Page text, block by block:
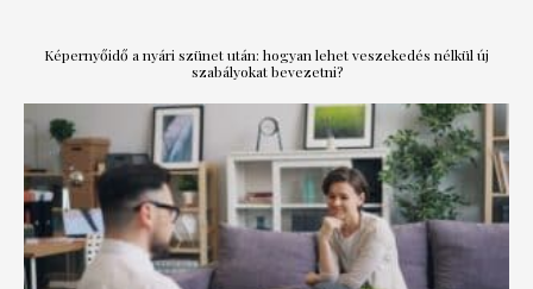
Képernyőidő a nyári szünet után: hogyan lehet veszekedés nélkül új
szabályokat bevezetni?